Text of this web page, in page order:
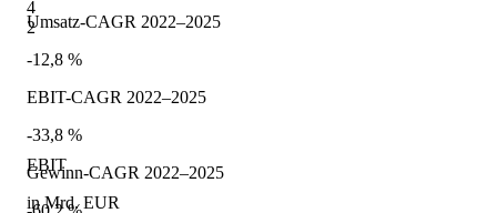
4
2
EBIT
in Mrd. EUR
Umsatz-CAGR 2022–2025
-12,8 %
EBIT-CAGR 2022–2025
-33,8 %
Gewinn-CAGR 2022–2025